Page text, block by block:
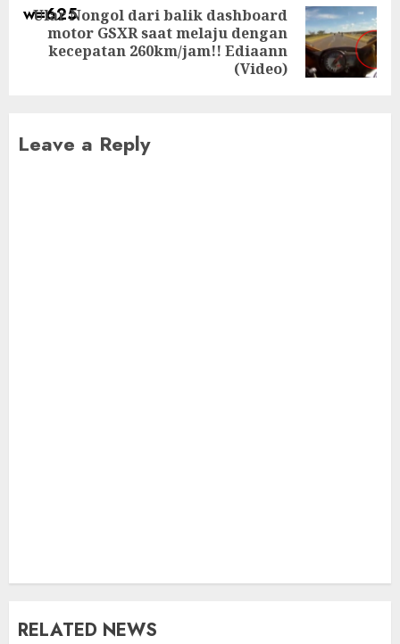
Next
post:
Ular Nongol dari balik dashboard
motor GSXR saat melaju dengan
kecepatan 260km/jam!! Ediaann
(Video)
Leave a Reply
RELATED NEWS